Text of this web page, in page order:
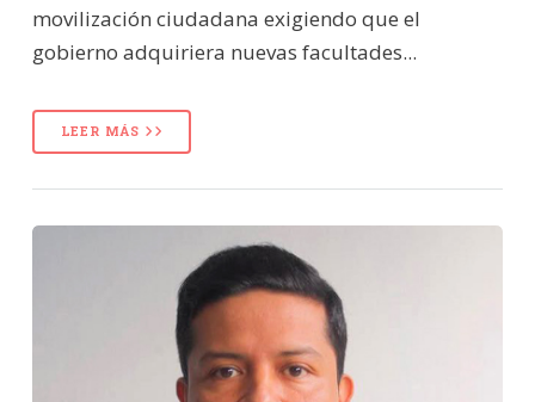
movilización ciudadana exigiendo que el
gobierno adquiriera nuevas facultades...
LEER MÁS